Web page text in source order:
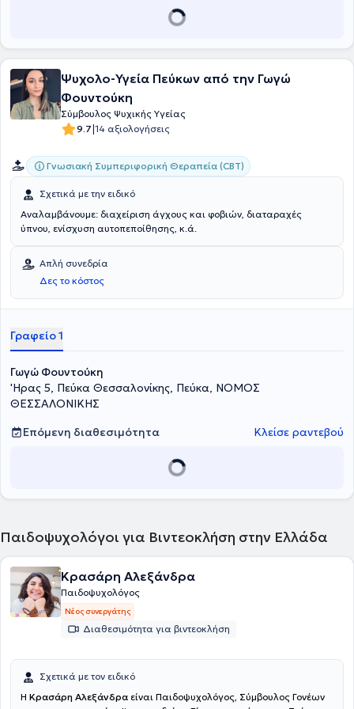
Ψυχολο-Υγεία Πεύκων από την Γωγώ
Φουντούκη
Σύμβουλος Ψυχικής Υγείας
9.7|14 αξιολογήσεις
Γνωσιακή Συμπεριφορική Θεραπεία (CBT)
Σχετικά με την ειδικό
Αναλαμβάνουμε: διαχείριση άγχους και φοβιών, διαταραχές
ύπνου, ενίσχυση αυτοπεποίθησης, κ.ά.
Απλή συνεδρία
Δες το κόστος
Γραφείο 1
Γωγώ Φουντούκη
'Ηρας 5, Πεύκα Θεσσαλονίκης, Πεύκα, ΝΟΜΟΣ
ΘΕΣΣΑΛΟΝΙΚΗΣ
Επόμενη διαθεσιμότητα
Κλείσε ραντεβού
Παιδοψυχολόγοι για Βιντεοκλήση στην Ελλάδα
Κρασάρη Αλεξάνδρα
Παιδοψυχολόγος
Νέος συνεργάτης
Διαθεσιμότητα για βιντεοκλήση
Σχετικά με τον ειδικό
Η Κρασάρη Αλεξάνδρα είναι Παιδοψυχολόγος, Σύμβουλος Γονέων